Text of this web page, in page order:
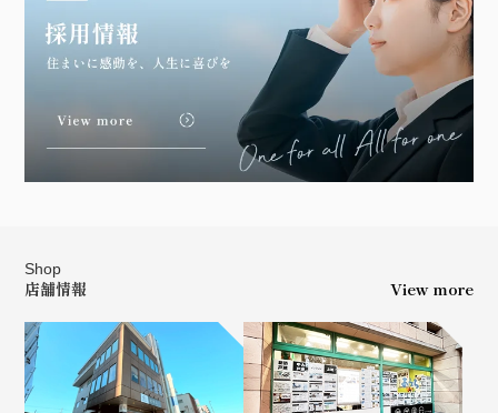
Shop
店舗情報 View more